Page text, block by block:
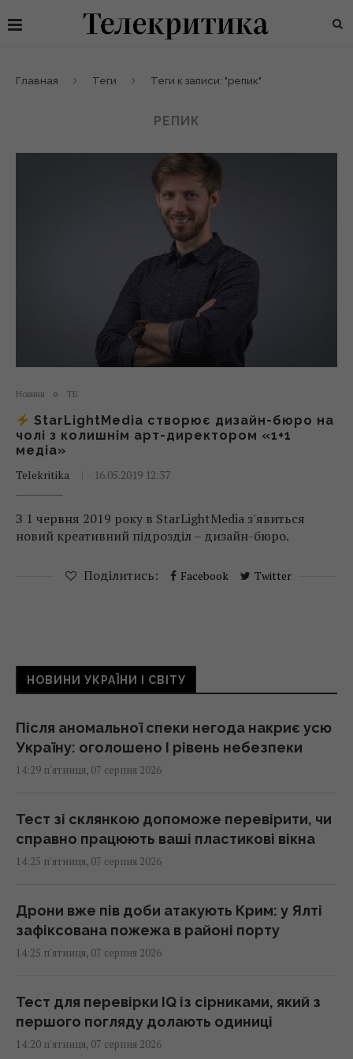
Главная Теги Теги к записи: "репик"
РЕПИК
Новини ТБ
StarLightMedia створює дизайн-бюро на
чолі з колишнім арт-директором «1+1
медіа»
Telekritika
16.05.2019 12:37
З 1 червня 2019 року в StarLightMedia з'явиться
новий креативний підрозділ – дизайн-бюро.
Поділитись: Facebook Twitter
НОВИНИ УКРАЇНИ І СВІТУ
Після аномальної спеки негода накриє усю
Україну: оголошено І рівень небезпеки
14:29 п'ятниця, 07 серпня 2026
Тест зі склянкою допоможе перевірити, чи
справно працюють ваші пластикові вікна
14:25 п'ятниця, 07 серпня 2026
Дрони вже пів доби атакують Крим: у Ялті
зафіксована пожежа в районі порту
14:25 п'ятниця, 07 серпня 2026
Тест для перевірки IQ із сірниками, який з
першого погляду долають одиниці
14:20 п'ятниця, 07 серпня 2026